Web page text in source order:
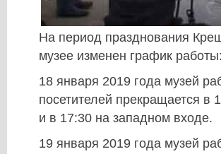
На период празднования
музее изменен график работы:
18 января 2019 года музей
посетителей прекращается в
и в 17:30 на западном входе.
19 января 2019 года музей